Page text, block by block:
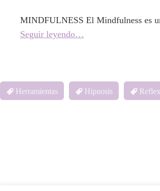
MINDFULNESS El Mindfulness es
Seguir leyendo…
Herramientas Hipnosis